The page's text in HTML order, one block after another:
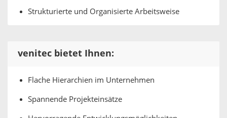
Strukturierte und Organisierte Arbeitsweise
venitec bietet Ihnen:
Flache Hierarchien im Unternehmen
Spannende Projekteinsätze